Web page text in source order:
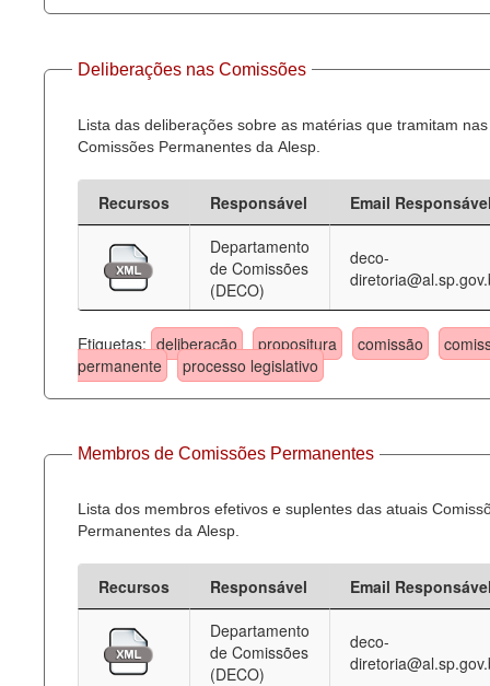
Deliberações nas Comissões
Lista das deliberações sobre as matérias que tramitam nas
Comissões Permanentes da Alesp.
Recursos Responsável
Email
Departamento
de Comissões
(DECO)
deco-
Etiquetas: deliberação propositura comissão
permanente
processo legislativo
Membros de Comissões Permanentes
Lista dos membros efetivos e suplentes das atuais
Permanentes da Alesp.
Recursos Responsável
Email
Departamento
de Comissões
(DECO)
deco-